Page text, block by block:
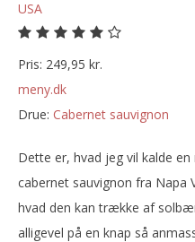
USA
Pris: 249,95 kr.
meny.dk
Drue:
cabernet sauvignon
Dette er, hvad jeg vil kalde en
cabernet sauvignon fra Napa
hvad den kan trække af
alligevel på en knap så